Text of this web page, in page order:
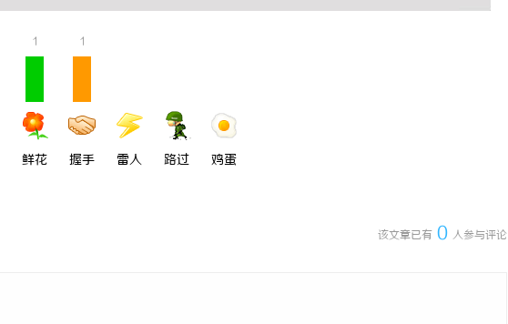
1
鲜花
1
握手 雷人 路过 鸡蛋
该文章已有 0 人参与评论